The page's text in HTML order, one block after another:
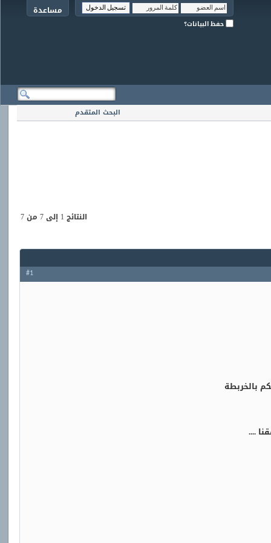
مساعدة
حفظ البيانات؟
البحث المتقدم
النتائج 1 إلى 7 من 7
#1
بالخربطة
....